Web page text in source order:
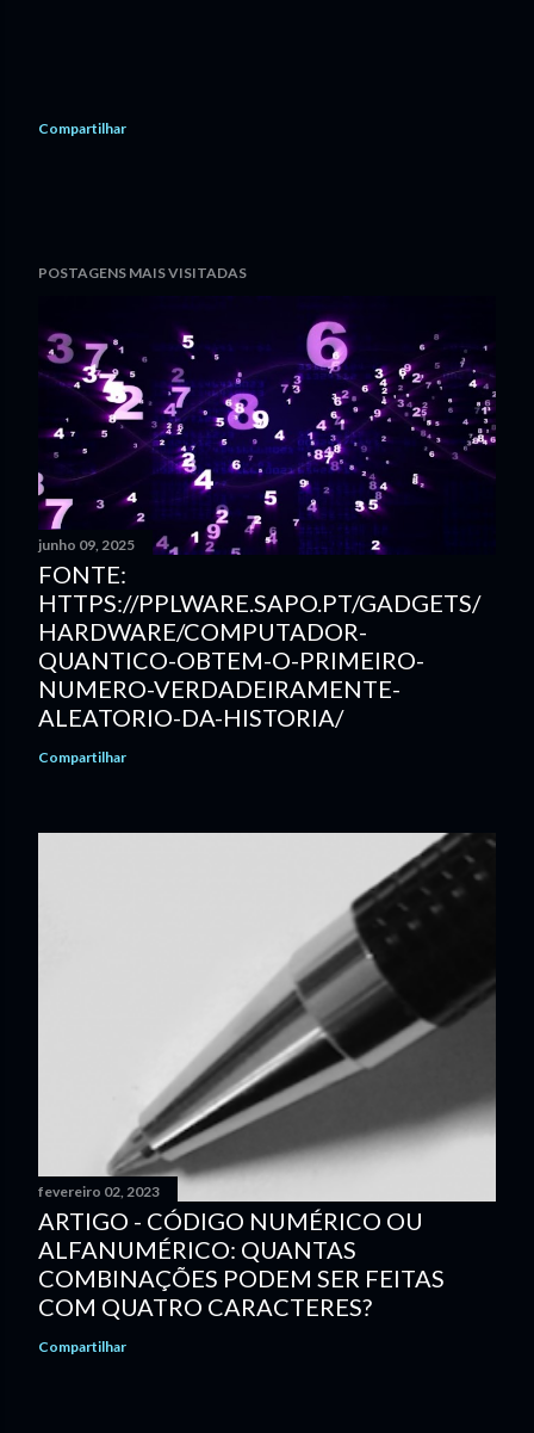
Compartilhar
POSTAGENS MAIS VISITADAS
junho 09, 2025
FONTE:
HTTPS://PPLWARE.SAPO.PT/GADGETS/
HARDWARE/COMPUTADOR-
QUANTICO-OBTEM-O-PRIMEIRO-
NUMERO-VERDADEIRAMENTE-
ALEATORIO-DA-HISTORIA/
Compartilhar
fevereiro 02, 2023
ARTIGO - CÓDIGO NUMÉRICO OU
ALFANUMÉRICO: QUANTAS
COMBINAÇÕES PODEM SER FEITAS
COM QUATRO CARACTERES?
Compartilhar